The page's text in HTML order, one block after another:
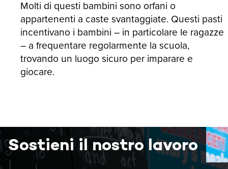
Molti di questi bambini sono orfani o
appartenenti a caste svantaggiate. Questi pasti
incentivano i bambini – in particolare le ragazze
– a frequentare regolarmente la scuola,
trovando un luogo sicuro per imparare e
giocare.
Sostieni il nostro lavoro